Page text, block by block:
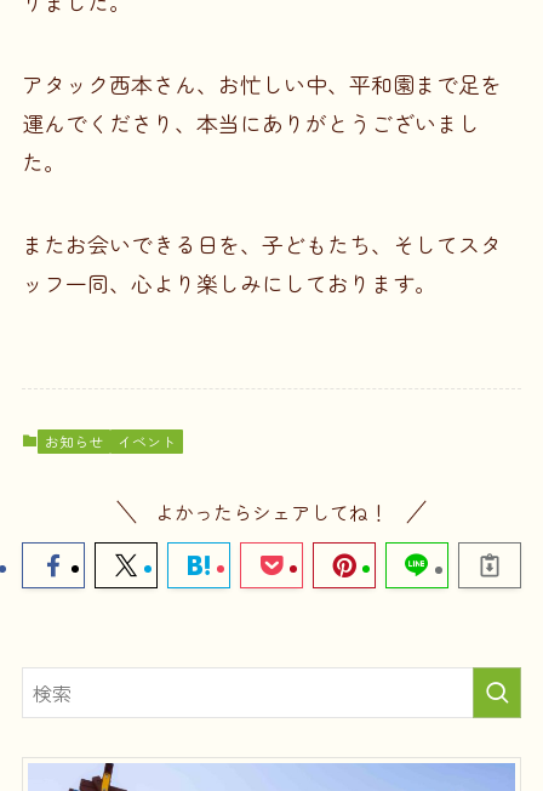
アタック西本さん、お忙しい中、平和園まで足を
運んでくださり、本当にありがとうございまし
た。
またお会いできる日を、子どもたち、そしてスタ
ッフ一同、心より楽しみにしております。
お知らせ イベント
よかったらシェアしてね！